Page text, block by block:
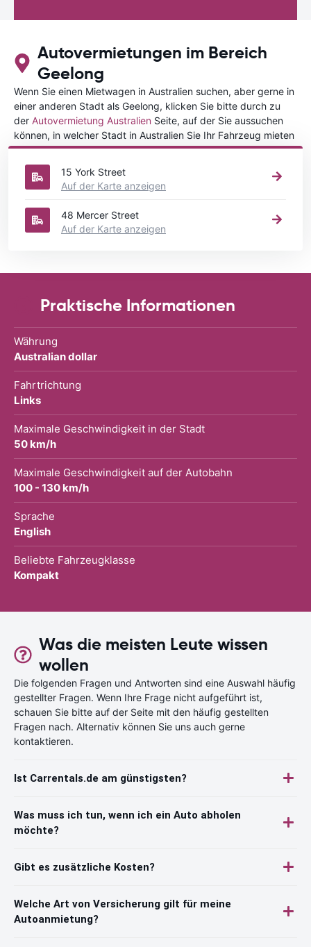
Autovermietungen im Bereich
Geelong
Wenn Sie einen Mietwagen in Australien suchen, aber gerne in
einer anderen Stadt als Geelong, klicken Sie bitte durch zu
der Autovermietung Australien Seite, auf der Sie aussuchen
können, in welcher Stadt in Australien Sie Ihr Fahrzeug mieten
wollen.
15 York Street
Auf der Karte anzeigen
48 Mercer Street
Auf der Karte anzeigen
Praktische Informationen
Währung
Australian dollar
Fahrtrichtung
Links
Maximale Geschwindigkeit in der Stadt
50 km/h
Maximale Geschwindigkeit auf der Autobahn
100 - 130 km/h
Sprache
English
Beliebte Fahrzeugklasse
Kompakt
Was die meisten Leute wissen
wollen
Die folgenden Fragen und Antworten sind eine Auswahl häufig
gestellter Fragen. Wenn Ihre Frage nicht aufgeführt ist,
schauen Sie bitte auf der Seite mit den häufig gestellten
Fragen nach. Alternativ können Sie uns auch gerne
kontaktieren.
Ist Carrentals.de am günstigsten?
Was muss ich tun, wenn ich ein Auto abholen
möchte?
Gibt es zusätzliche Kosten?
Welche Art von Versicherung gilt für meine
Autoanmietung?